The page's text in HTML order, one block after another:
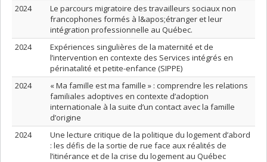
2024
Le parcours migratoire des travailleurs sociaux non
francophones formés à l&apos;étranger et leur
intégration professionnelle au Québec.
2024
Expériences singulières de la maternité et de
l’intervention en contexte des Services intégrés en
périnatalité et petite-enfance (SIPPE)
2024
« Ma famille est ma famille » : comprendre les relations
familiales adoptives en contexte d’adoption
internationale à la suite d’un contact avec la famille
d’origine
2024
Une lecture critique de la politique du logement d’abord
: les défis de la sortie de rue face aux réalités de
l’itinérance et de la crise du logement au Québec